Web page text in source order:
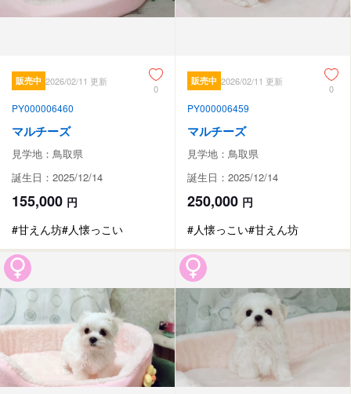
販売中 2026/02/11 更新
0
PY000006460
マルチーズ
見学地：鳥取県
誕生日：2025/12/14
155,000 円
#甘えん坊#人懐っこい
販売中 2026/02/11 更新
0
PY000006459
マルチーズ
見学地：鳥取県
誕生日：2025/12/14
250,000 円
#人懐っこい#甘えん坊